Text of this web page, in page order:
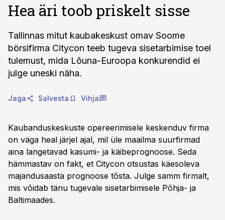
Hea äri toob priskelt sisse
Tallinnas mitut kaubakeskust omav Soome
börsifirma Citycon teeb tugeva sisetarbimise toel
tulemust, mida Lõuna-Euroopa konkurendid ei
julge uneski näha.
Jaga Salvesta Vihja
Kaubanduskeskuste opereerimisele keskenduv firma
on väga heal järjel ajal, mil üle maailma suurfirmad
aina langetavad kasumi- ja käibeprognoose. Seda
hämmastav on fakt, et Citycon otsustas käesoleva
majandusaasta prognoose tõsta. Julge samm firmalt,
mis võidab tänu tugevale sisetarbimisele Põhja- ja
Baltimaades.